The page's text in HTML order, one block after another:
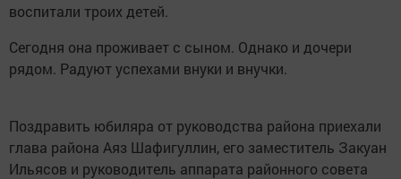
воспитали троих детей.
Сегодня она проживает с сыном. Однако и дочери
рядом. Радуют успехами внуки и внучки.
Поздравить юбиляра от руководства района приехали
глава района Аяз Шафигуллин, его заместитель Закуан
Ильясов и руководитель аппарата районного совета